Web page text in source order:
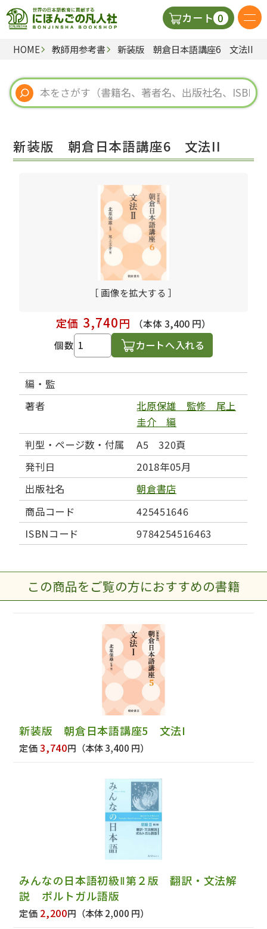
カート 0
日本語の教科書
視聴覚・補助教材
教師用参考書
HOME 教師用参考書 新装版 朝倉日本語講座6 文法II
新装版 朝倉日本語講座6 文法II
［ 画像を拡大する ］
定価 3,740円
（本体 3,400 円）
個数
カートへ入れる
編・監
著者
北原保雄 監修 尾上
圭介 編
判型・ページ数・付属
A5 320頁
発刊日
2018年05月
出版社名
朝倉書店
商品コード
425451646
ISBNコード
9784254516463
この商品をご覧の方におすすめの書籍
新装版 朝倉日本語講座5 文法I
定価3,740円 （本体 3,400 円）
みんなの日本語初級Ⅱ第２版 翻訳・文法解
説 ポルトガル語版
定価 2,200円 （本体 2,000 円）